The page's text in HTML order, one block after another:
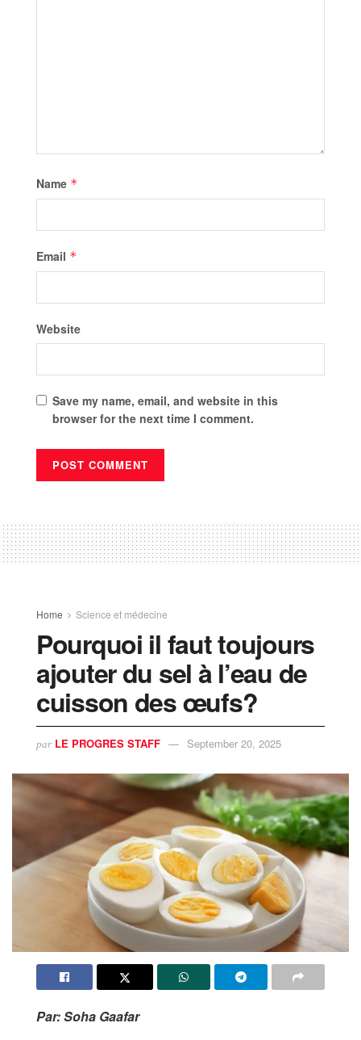
Name *
Email *
Website
Save my name, email, and website in this
browser for the next time I comment.
Home Science et médecine
Pourquoi il faut toujours
ajouter du sel à l’eau de
cuisson des œufs?
par LE PROGRES STAFF September 20, 2025
Par: Soha Gaafar